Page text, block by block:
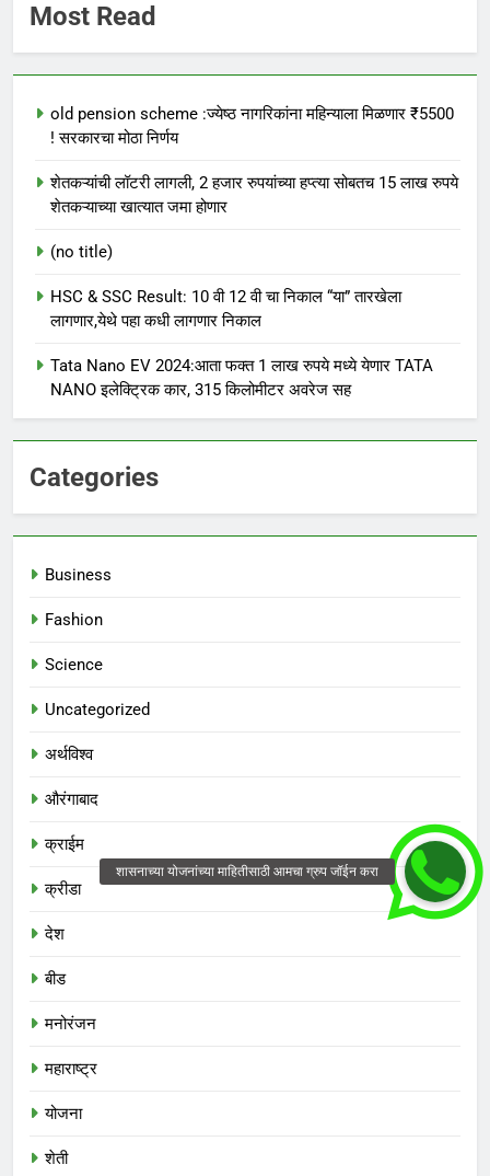
Most Read
old pension scheme :ज्येष्ठ नागरिकांना महिन्याला मिळणार ₹5500
! सरकारचा मोठा निर्णय
शेतकऱ्यांची लॉटरी लागली, 2 हजार रुपयांच्या हप्त्या सोबतच 15 लाख रुपये
शेतकऱ्याच्या खात्यात जमा होणार
(no title)
HSC & SSC Result: 10 वी 12 वी चा निकाल “या” तारखेला
लागणार,येथे पहा कधी लागणार निकाल
Tata Nano EV 2024:आता फक्त 1 लाख रुपये मध्ये येणार TATA
NANO इलेक्ट्रिक कार, 315 किलोमीटर अवरेज सह
Categories
Business
Fashion
Science
Uncategorized
अर्थविश्व
औरंगाबाद
क्राईम
क्रीडा
देश
बीड
मनोरंजन
महाराष्ट्र
योजना
शेती